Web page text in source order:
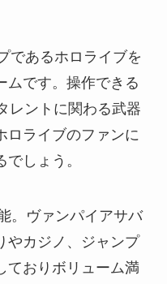
であるホロライブを
ムです。操作できる
レントに関わる武器
ロライブのファンに
しょう。
。ヴァンパイアサバ
やカジノ、ジャンプ
ておりボリューム満